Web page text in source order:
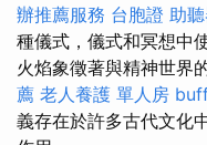
辦推薦服務 台胞證 助
種儀式，儀式和冥想中
火焰象徵著與精神世界
薦 老人養護 單人房
義存在於許多古代文化